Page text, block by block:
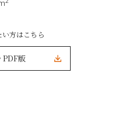
方はこちら
PDF版